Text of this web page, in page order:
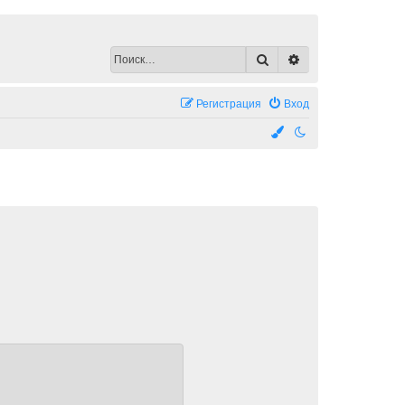
Поиск
Вход
Регистрация